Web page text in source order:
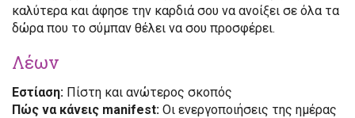
καλύτερα και άφησε την καρδιά σου να ανοίξει σε όλα τα
δώρα που το σύμπαν θέλει να σου προσφέρει.
Λέων
Εστίαση: Πίστη και ανώτερος σκοπός
Πώς να κάνεις manifest: Οι ενεργοποιήσεις της ημέρας